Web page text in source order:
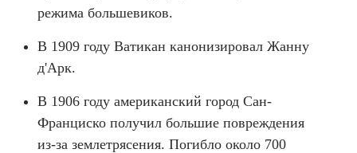
режима большевиков.
В 1909 году Ватикан канонизировал Жанну
д'Арк.
В 1906 году американский город Сан-
Франциско получил большие повреждения
из-за землетрясения. Погибло около 700